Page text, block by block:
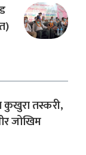
कुखुरा तस्करी,
जोखिम